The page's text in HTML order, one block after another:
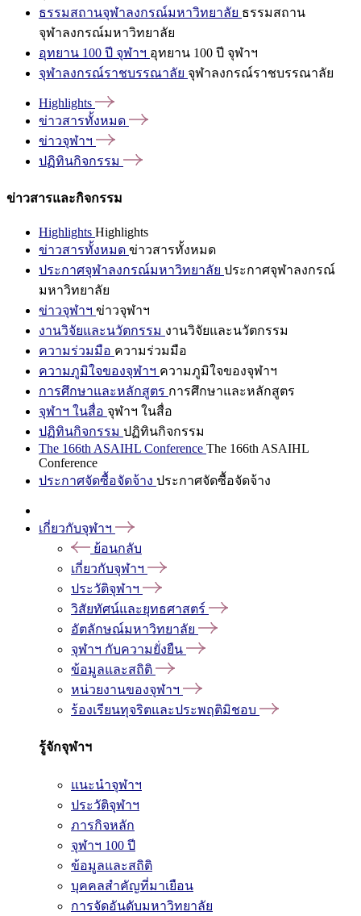
ธรรมสถานจุฬาลงกรณ์มหาวิทยาลัย ธรรมสถาน
จุฬาลงกรณ์มหาวิทยาลัย
อุทยาน 100 ปี จุฬาฯ อุทยาน 100 ปี จุฬาฯ
จุฬาลงกรณ์ราชบรรณาลัย จุฬาลงกรณ์ราชบรรณาลัย
Highlights
ข่าวสารทั้งหมด
ข่าวจุฬาฯ
ปฏิทินกิจกรรม
ข่าวสารและกิจกรรม
Highlights Highlights
ข่าวสารทั้งหมด ข่าวสารทั้งหมด
ประกาศจุฬาลงกรณ์มหาวิทยาลัย ประกาศจุฬาลงกรณ์
มหาวิทยาลัย
ข่าวจุฬาฯ ข่าวจุฬาฯ
งานวิจัยและนวัตกรรม งานวิจัยและนวัตกรรม
ความร่วมมือ ความร่วมมือ
ความภูมิใจของจุฬาฯ ความภูมิใจของจุฬาฯ
การศึกษาและหลักสูตร การศึกษาและหลักสูตร
จุฬาฯ ในสื่อ จุฬาฯ ในสื่อ
ปฏิทินกิจกรรม ปฏิทินกิจกรรม
The 166th ASAIHL Conference The 166th ASAIHL
Conference
ประกาศจัดซื้อจัดจ้าง ประกาศจัดซื้อจัดจ้าง
เกี่ยวกับจุฬาฯ
ย้อนกลับ
เกี่ยวกับจุฬาฯ
ประวัติจุฬาฯ
วิสัยทัศน์และยุทธศาสตร์
อัตลักษณ์มหาวิทยาลัย
จุฬาฯ กับความยั่งยืน
ข้อมูลและสถิติ
หน่วยงานของจุฬาฯ
ร้องเรียนทุจริตและประพฤติมิชอบ
รู้จักจุฬาฯ
แนะนำจุฬาฯ
ประวัติจุฬาฯ
ภารกิจหลัก
จุฬาฯ 100 ปี
ข้อมูลและสถิติ
บุคคลสำคัญที่มาเยือน
การจัดอันดับมหาวิทยาลัย